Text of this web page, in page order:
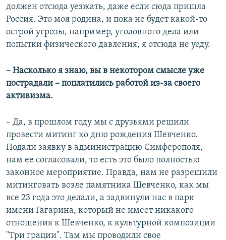
должен отсюда уезжать, даже если сюда пришла
Россия. Это моя родина, и пока не будет какой-то
острой угрозы, например, уголовного дела или
попытки физического давления, я отсюда не уеду.
– Насколько я знаю, вы в некотором смысле уже
пострадали – поплатились работой из-за своего
активизма.
– Да, в прошлом году мы с друзьями решили
провести митинг ко дню рождения Шевченко.
Подали заявку в администрацию Симферополя,
нам ее согласовали, то есть это было полностью
законное мероприятие. Правда, нам не разрешили
митинговать возле памятника Шевченко, как мы
все 23 года это делали, а задвинули нас в парк
имени Гагарина, который не имеет никакого
отношения к Шевченко, к культурной композиции
"Три грации". Там мы проводили свое